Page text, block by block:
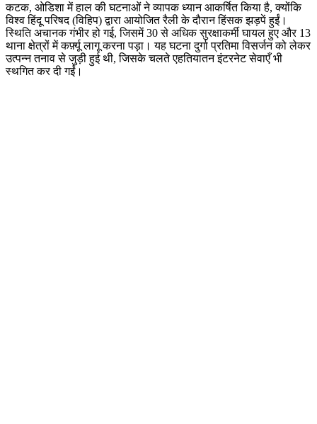
कटक, ओडिशा में हाल की घटनाओं ने व्यापक ध्यान आकर्षित किया है, क्योंकि
विश्व हिंदू परिषद (विहिप) द्वारा आयोजित रैली के दौरान हिंसक झड़पें हुईं।
स्थिति अचानक गंभीर हो गई, जिसमें 30 से अधिक सुरक्षाकर्मी घायल हुए और 13
थाना क्षेत्रों में कर्फ़्यू लागू करना पड़ा। यह घटना दुर्गा प्रतिमा विसर्जन को लेकर
उत्पन्न तनाव से जुड़ी हुई थी, जिसके चलते एहतियातन इंटरनेट सेवाएँ भी
स्थगित कर दी गईं।